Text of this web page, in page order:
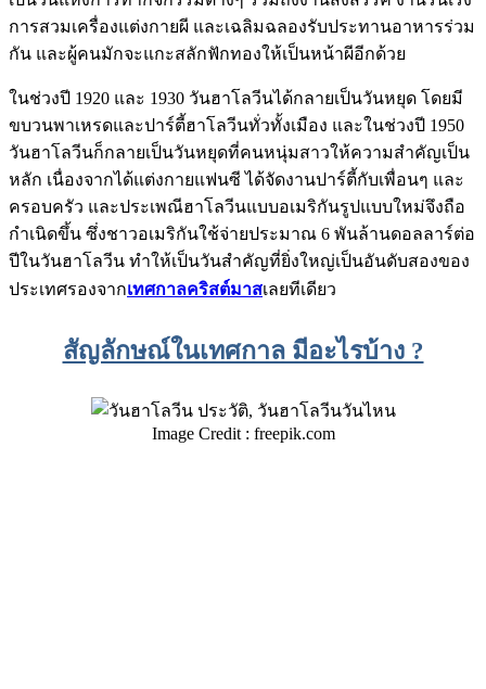
การสวมเครื่องแต่งกายผี และเฉลิมฉลองรับประทานอาหารร่วม
กัน และผู้คนมักจะแกะสลักฟักทองให้เป็นหน้าผีอีกด้วย
ในช่วงปี 1920 และ 1930 วันฮาโลวีนได้กลายเป็นวันหยุด โดยมี
ขบวนพาเหรดและปาร์ตี้ฮาโลวีนทั่วทั้งเมือง และในช่วงปี 1950
วันฮาโลวีนก็กลายเป็นวันหยุดที่คนหนุ่มสาวให้ความสำคัญเป็น
หลัก เนื่องจากได้แต่งกายแฟนซี ได้จัดงานปาร์ตี้กับเพื่อนๆ และ
ครอบครัว และประเพณีฮาโลวีนแบบอเมริกันรูปแบบใหม่จึงถือ
กำเนิดขึ้น ซึ่งชาวอเมริกันใช้จ่ายประมาณ 6 พันล้านดอลลาร์ต่อ
ปีในวันฮาโลวีน ทำให้เป็นวันสำคัญที่ยิ่งใหญ่เป็นอันดับสองของ
ประเทศรองจากเทศกาลคริสต์มาสเลยทีเดียว
สัญลักษณ์ในเทศกาล มีอะไรบ้าง ?
Image Credit : freepik.com